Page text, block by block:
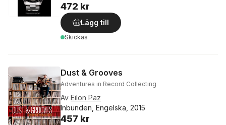
472 kr
Lägg till
Skickas
Dust & Grooves
Adventures in Record Collecting
Av Eilon Paz
Inbunden, Engelska, 2015
457 kr